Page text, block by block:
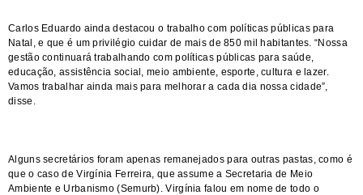
Carlos Eduardo ainda destacou o trabalho com políticas públicas para
Natal, e que é um privilégio cuidar de mais de 850 mil habitantes. “Nossa
gestão continuará trabalhando com políticas públicas para saúde,
educação, assistência social, meio ambiente, esporte, cultura e lazer.
Vamos trabalhar ainda mais para melhorar a cada dia nossa cidade”,
disse.
Alguns secretários foram apenas remanejados para outras pastas, como é
que o caso de Virgínia Ferreira, que assume a Secretaria de Meio
Ambiente e Urbanismo (Semurb). Virgínia falou em nome de todo o